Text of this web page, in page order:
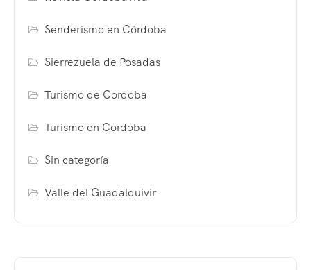
Senderismo en Córdoba
Sierrezuela de Posadas
Turismo de Cordoba
Turismo en Cordoba
Sin categoría
Valle del Guadalquivir